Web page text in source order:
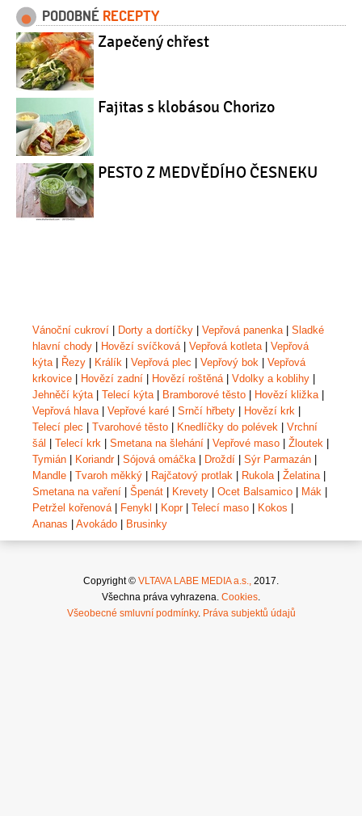
PODOBNÉ RECEPTY
Zapečený chřest
Fajitas s klobásou Chorizo
PESTO Z MEDVĚDÍHO ČESNEKU
Vánoční cukroví Dorty a dortíčky Vepřová panenka| Sladké
hlavní chody
Hovězí svíčková| Vepřová kotleta| Vepřová
kýta| Řezy Králík Vepřová plec Vepřový bok
Vepřová
krkovice
Hovězí zadní Hovězí roštěná| Vdolky a koblihy
Jehněčí kýta| Telecí kýta| Bramborové těsto Hovězí kližka|
Vepřová hlava| Vepřové karé Srnčí hřbety Hovězí krk
Telecí plec
Tvarohové těsto Knedlíčky do polévek
Vrchní
šál
Telecí krk Smetana na šlehání Vepřové maso Žloutek
Tymián
Koriandr| Sójová omáčka| Droždí Sýr Parmazán
Mandle
Tvaroh měkký Rajčatový protlak Rukola| Želatina|
Smetana na vaření
Špenát Krevety Ocet Balsamico Mák
Petržel kořenová| Fenykl Kopr| Telecí maso Kokos
Ananas
Avokádo Brusinky
Copyright © VLTAVA LABE MEDIA a.s., 2017.
Všechna práva vyhrazena. Cookies.
Všeobecné smluvní podmínky. Práva subjektů údajů